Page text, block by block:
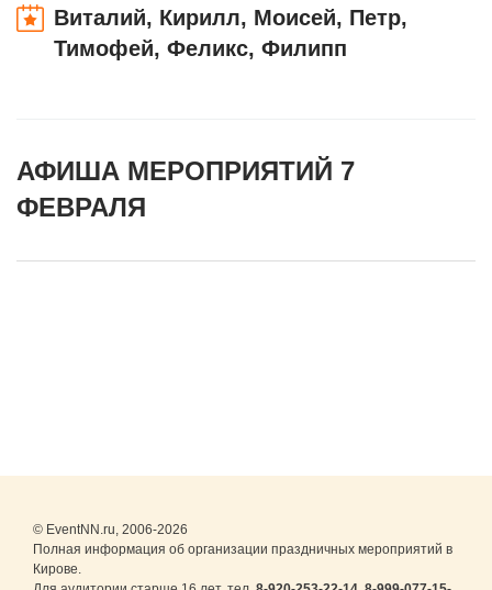
Виталий, Кирилл, Моисей, Петр,
Тимофей, Феликс, Филипп
АФИША МЕРОПРИЯТИЙ 7
ФЕВРАЛЯ
© EventNN.ru, 2006-2026
Полная информация об организации праздничных мероприятий в
Кирове.